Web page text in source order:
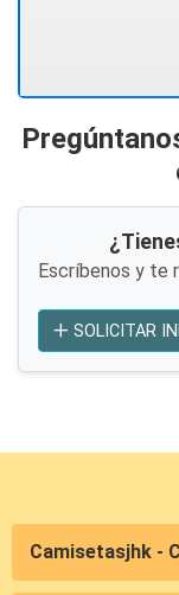
Escríbenos y te
SOLICITAR
Camisetasjhk -